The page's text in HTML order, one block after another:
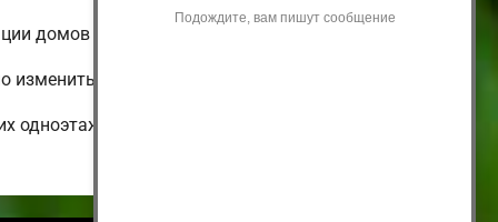
домов небольшой площади.
по своим вкусам.
одноэтажных и бюджетных до
акциям и проектам.